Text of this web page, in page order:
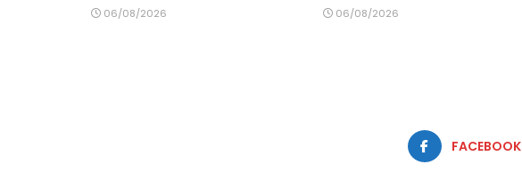
06/08/2026 06/08/2026
FACEBOOK